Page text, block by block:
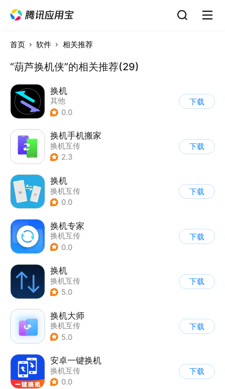
首页 软件 相关推荐
“葫芦换机侠”的相关推荐(29)
换机
其他
0.0
下载
换机手机搬家
换机互传
2.3
下载
换机
换机互传
0.0
下载
换机专家
换机互传
0.0
下载
换机
换机互传
5.0
下载
换机大师
换机互传
5.0
下载
安卓一键换机
换机互传
0.0
下载